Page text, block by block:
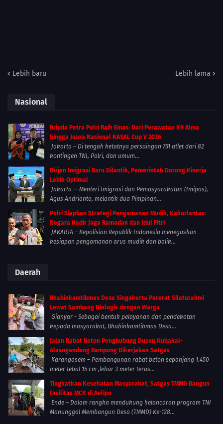
Lebih baru Lebih lama
Nasional
Bripda Petra Polri Raih Emas: Dari Perawatan K9 Alma
hingga Juara Nasional KASAL Cup V 2026
Jakarta – Di tengah ketatnya persaingan 751 atlet dari 82
kontingen TNI, Polri, dan umum...
Dirjen Imigrasi Baru Dilantik, Pemerintah Dorong Kinerja
Lebih Optimal
Jakarta — Menteri Imigrasi dan Pemasyarakatan (Imipas),
Agus Andrianto, melantik dua Pimpinan...
Polri Siapkan Strategi Pengamanan Mudik, Kakorlantas:
Negara Hadir Jaga Ramadan dan Idul Fitri
JAKARTA – Kepolisian Republik Indonesia menegaskan
kesiapan pengamanan arus mudik dan balik...
Daerah
Bhabinkamtibmas Desa Singakerta Pererat Silaturahmi
Lewat Sambang Dialogis dengan Warga
Gianyar - Sebagai bentuk pelayanan dan pendekatan
kepada masyarakat, Bhabinkamtibmas Desa...
Jalan Rabat Beton Penghubung Dusun Kubakal-
Alasngandang Rampung Dikerjakan Satgas
Karangasem – Pembangunan rabat beton sepanjang 1.450
meter tebal 15 cm ,lebar 3 meter terus...
Tingkatkan Kesehatan Masyarakat, Satgas TMMD Bangun
Fasilitas MCK di Aelipo
Ende – Dalam rangka mendukung kelancaran program TNI
Manunggal Membangun Desa (TMMD) Ke-128...